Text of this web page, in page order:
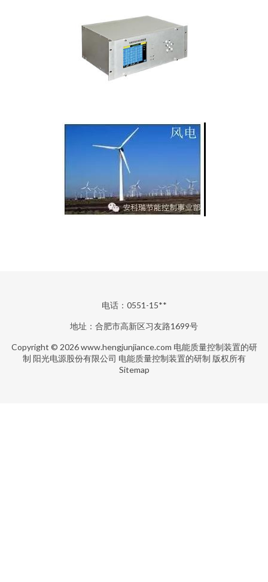
电话：0551-15**
地址：合肥市高新区习友路1699号
Copyright © 2026www.hengjunjiance.com 电能质量控制装置的研
制 阳光电源股份有限公司 电能质量控制装置的研制 版权所有
Sitemap